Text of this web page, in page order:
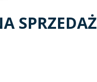
SPRZEDAŻ